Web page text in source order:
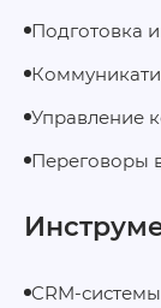
Подготовка
Управление
Переговоры
CRM-системы